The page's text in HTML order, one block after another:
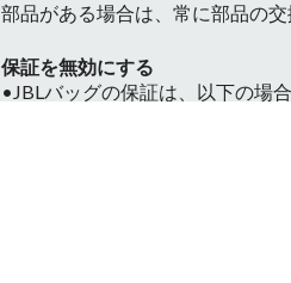
部品がある場合は、常に部品の
保証を無効にする
•JBLバッグの保証は、以下の場